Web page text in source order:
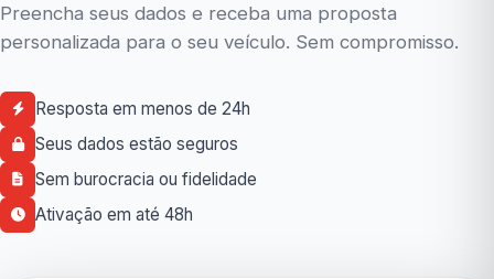
Preencha seus dados e receba uma proposta
personalizada para o seu veículo. Sem compromisso.
Resposta em menos de 24h
Seus dados estão seguros
Sem burocracia ou fidelidade
Ativação em até 48h